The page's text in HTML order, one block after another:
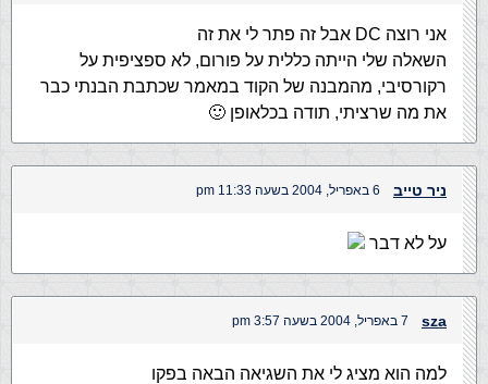
אני רוצה DC אבל זה פתר לי את זה
השאלה שלי הייתה כללית על פורום, לא ספציפית על
רקורסיבי, מהמבנה של הקוד במאמר שכתבת הבנתי כבר
את מה שרציתי, תודה בכלאופן 🙂
ניר טייב 6 באפריל, 2004 בשעה 11:33 pm
על לא דבר
sza 7 באפריל, 2004 בשעה 3:57 pm
למה הוא מציג לי את השגיאה הבאה בפקו